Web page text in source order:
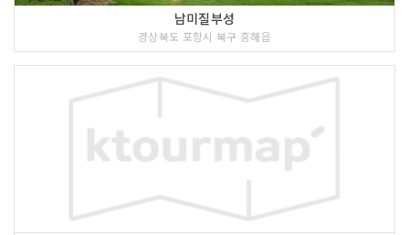
남미질부성
경상북도 포항시 북구 흥해읍